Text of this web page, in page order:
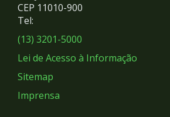
Redes
Sociais
CEP 11010-900
Tel:
(13) 3201-5000
Lei de Acesso à Informação
Sitemap
Imprensa